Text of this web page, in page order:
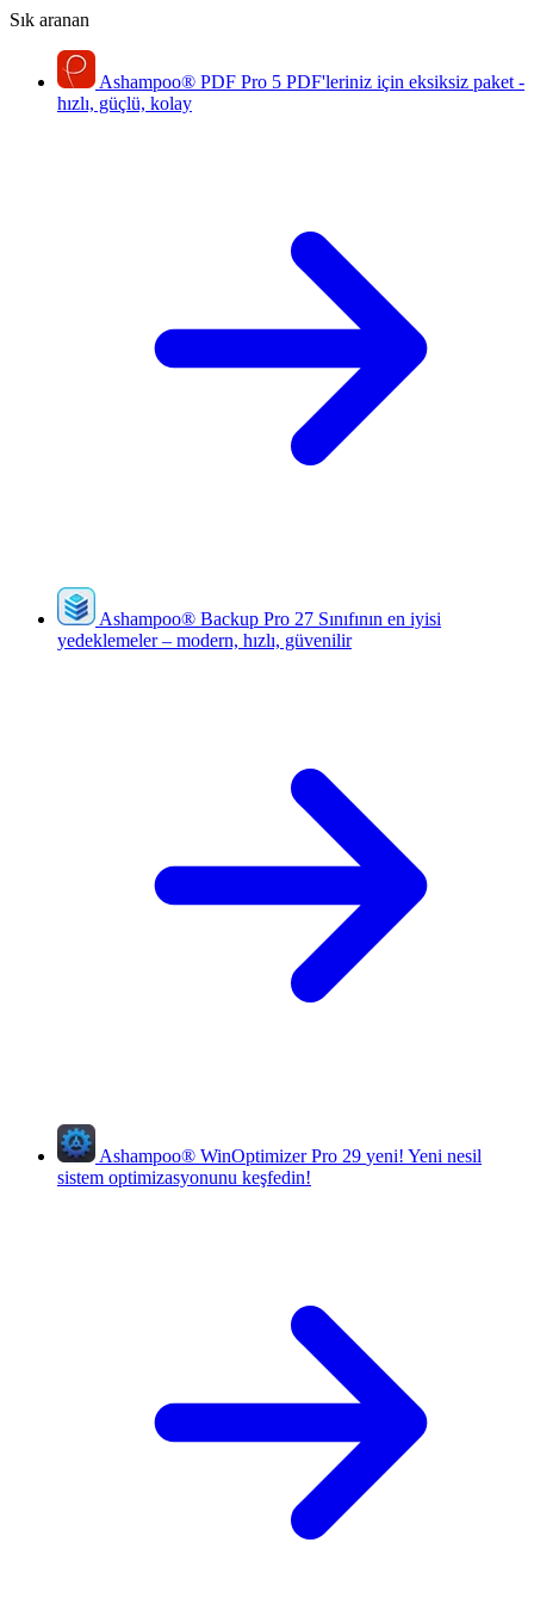
Sık aranan
Ashampoo® PDF Pro 5 PDF'leriniz için eksiksiz paket -
hızlı, güçlü, kolay
Ashampoo® Backup Pro 27 Sınıfının en iyisi
yedeklemeler – modern, hızlı, güvenilir
Ashampoo® WinOptimizer Pro 29 yeni! Yeni nesil
sistem optimizasyonunu keşfedin!